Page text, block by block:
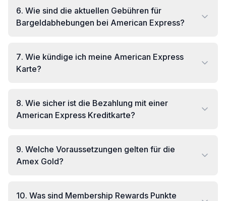
6. Wie sind die aktuellen Gebühren für
Bargeldabhebungen bei American Express?
7. Wie kündige ich meine American Express
Karte?
8. Wie sicher ist die Bezahlung mit einer
American Express Kreditkarte?
9. Welche Voraussetzungen gelten für die
Amex Gold?
10. Was sind Membership Rewards Punkte